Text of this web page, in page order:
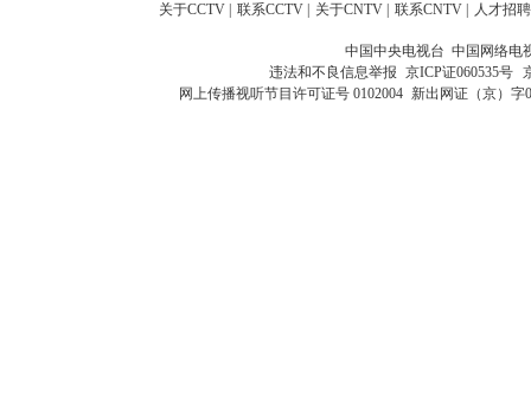
关于CCTV 联系CCTV 关于CNTV 联系CNTV 人才招聘
中国中央电视台 中国网络电
违法和不良信息举报 京ICP证060535号
网上传播视听节目许可证号 0102004 新出网证（京）